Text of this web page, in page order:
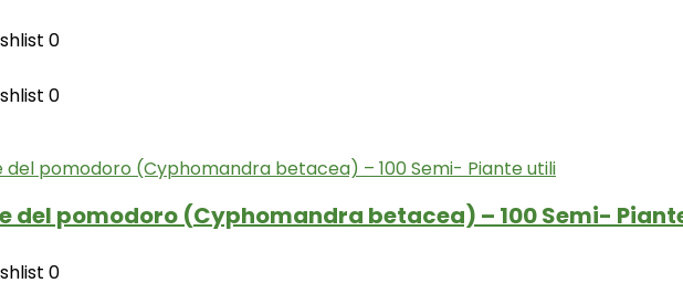
0
0
del pomodoro (Cyphomandra betacea) – 100 Semi-
0